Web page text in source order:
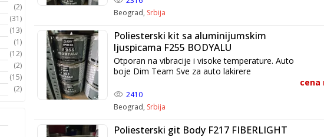
(2)
(31)
(13)
(1)
(12)
(2)
(15)
(2)
Beograd, Srbija
Poliesterski kit sa aluminijumskim
ljuspicama F255 BODYALU
Otporan na vibracije i visoke temperature. Auto
boje Dim Team Sve za auto lakirere
cena
2410
Beograd, Srbija
Poliesterski git Body F217 FIBERLIGHT